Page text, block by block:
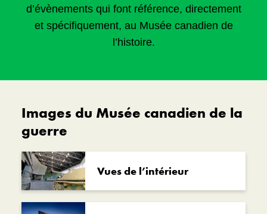
d’évènements qui font référence, directement
et spécifiquement, au Musée canadien de
l’histoire.
Images du Musée canadien de la
guerre
Vues de l’intérieur